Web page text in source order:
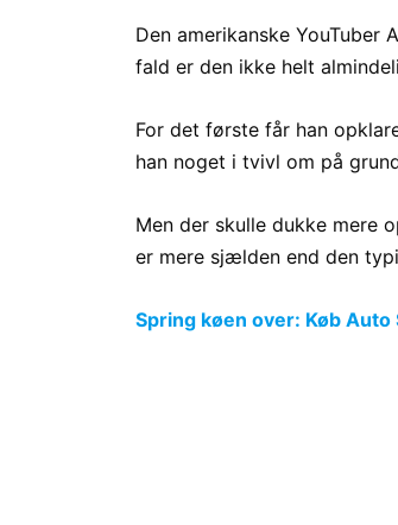
Den amerikanske
fald er den ikke helt
For det første får han
han noget i tvivl om på
Men der skulle dukke mere
er mere sjælden end den
Spring køen over: Køb